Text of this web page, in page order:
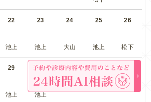
22
池上
23
池上
24
大山
25
池上
26
松下
29
池上
30
池上